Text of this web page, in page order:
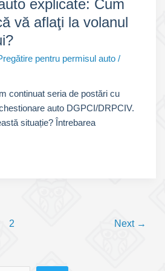
explicate: Cum
vă aflaţi la volanul
pentru permisul auto /
continuat seria de postări cu
auto DGPCI/DRPCIV.
situație? Întrebarea
2 Next →